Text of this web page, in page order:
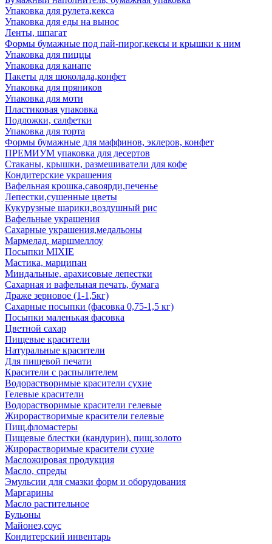
Упаковка для рулета,кекса
Упаковка для еды на вынос
Ленты, шпагат
Формы бумажные под пай-пирог,кексы и крышки к ним
Упаковка для пиццы
Упаковка для канапе
Пакеты для шоколада,конфет
Упаковка для пряников
Упаковка для моти
Пластиковая упаковка
Подложки, салфетки
Упаковка для торта
Формы бумажные для маффинов, эклеров, конфет
ПРЕМИУМ упаковка для десертов
Стаканы, крышки, размешиватели для кофе
Кондитерские украшения
Вафельная крошка,савоярди,печенье
Лепестки,сушенные цветы
Кукурузные шарики,воздушный рис
Вафельные украшения
Сахарные украшения,медальоны
Мармелад, маршмеллоу
Посыпки MIXIE
Мастика, марципан
Миндальные, арахисовые лепестки
Сахарная и вафельная печать, бумага
Драже зерновое (1-1,5кг)
Сахарные посыпки (фасовка 0,75-1,5 кг)
Посыпки маленькая фасовка
Цветной сахар
Пищевые красители
Натуральные красители
Для пищевой печати
Красители с распылителем
Водорастворимые красители сухие
Гелевые красители
Водорастворимые красители гелевые
Жирорастворимые красители гелевые
Пищ.фломастеры
Пищевые блестки (кандурин), пищ.золото
Жирорастворимые красители сухие
Масложировая продукция
Масло, спреды
Эмульсии для смазки форм и оборудования
Маргарины
Масло растительное
Бульоны
Майонез,соус
Кондитерский инвентарь